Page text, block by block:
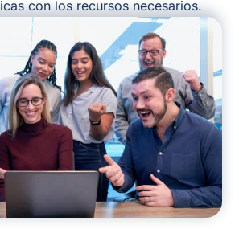
con los recursos necesarios.